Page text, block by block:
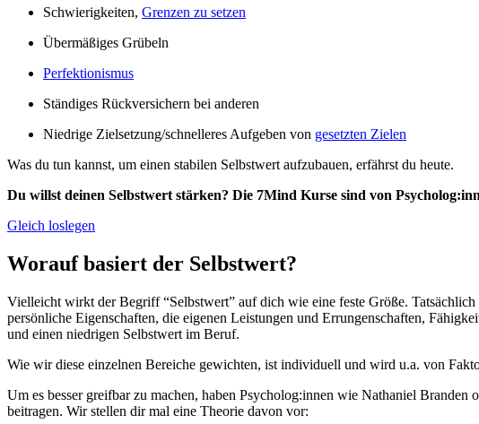
Schwierigkeiten, Grenzen zu setzen
Übermäßiges Grübeln
Perfektionismus
Ständiges Rückversichern bei anderen
Niedrige Zielsetzung/schnelleres Aufgeben von gesetzten Zielen
Was du tun kannst, um einen stabilen Selbstwert aufzubauen, erfährst du heute.
Du willst deinen Selbstwert stärken? Die 7Mind Kurse sind von
Gleich loslegen
Worauf basiert der Selbstwert?
Vielleicht wirkt der Begriff “Selbstwert” auf dich wie eine feste Größe.
persönliche Eigenschaften, die eigenen Leistungen und Errungenschaften,
und einen niedrigen Selbstwert im Beruf.
Wie wir diese einzelnen Bereiche gewichten, ist individuell und wird u.a. von
Um es besser greifbar zu machen, haben Psycholog:innen wie Nathaniel
beitragen. Wir stellen dir mal eine Theorie davon vor: